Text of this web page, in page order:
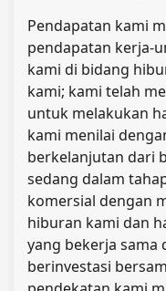
Pendapatan kami
pendapatan kerja-
kami di bidang
kami; kami telah
untuk melakukan
kami menilai
berkelanjutan dari
sedang dalam
komersial dengan
hiburan kami dan
yang bekerja sama
berinvestasi